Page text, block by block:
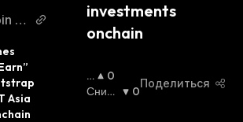
W
Asia
investments
onchain
П
О
0
Сниж
0
Поделиться